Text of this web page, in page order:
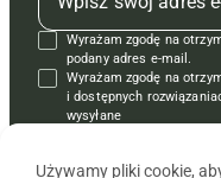
Regulamin
Polityka prywatności
Kontakt
Reklama
Kontakt
Krzyżówki
Regulamin
Wyrażam zgodę na
podany adres e-mail.
Wyrażam zgodę na
i dostępnych
wysyłane
Używamy pliki cookie,